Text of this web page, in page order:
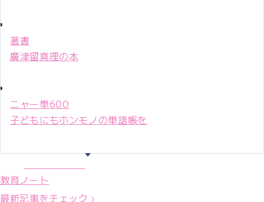
著書
廣津留真理の本
ニャー単600
子どもにもホンモノの単語帳を
教育ノート
最新記事をチェック ›